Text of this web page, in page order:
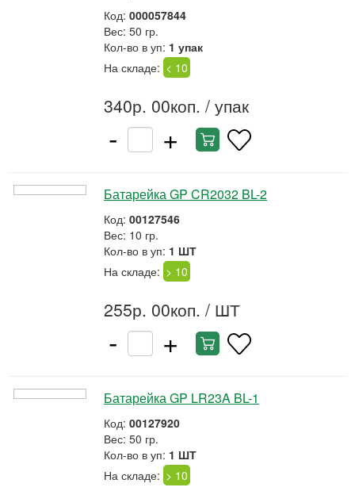
Код: 000057844
Вес: 50 гр.
Кол-во в уп: 1 упак
На складе: < 10
340р. 00коп. / упак
- +
Батарейка GP CR2032 BL-2
Код: 00127546
Вес: 10 гр.
Кол-во в уп: 1 ШТ
На складе: > 10
255р. 00коп. / ШТ
- +
Батарейка GP LR23A BL-1
Код: 00127920
Вес: 50 гр.
Кол-во в уп: 1 ШТ
На складе: > 10